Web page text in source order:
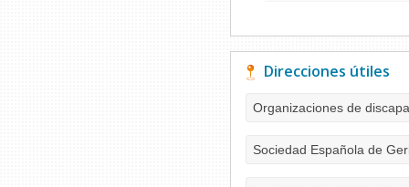
Direcciones útiles
Organizaciones de
Sociedad Española de